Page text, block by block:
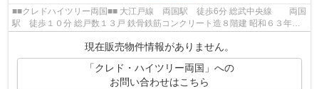
■■クレドハイツリー両国■■ 大江戸線 両国駅 徒歩6分 総武中央線 両国
駅 徒歩１０分 総戸数１３戸 鉄骨鉄筋コンクリート造８階建 昭和６３年１
月完成 ■■周辺情報■■ サミット...
現在販売物件情報がありません。
「クレド・ハイツリー両国」への
お問い合わせはこちら